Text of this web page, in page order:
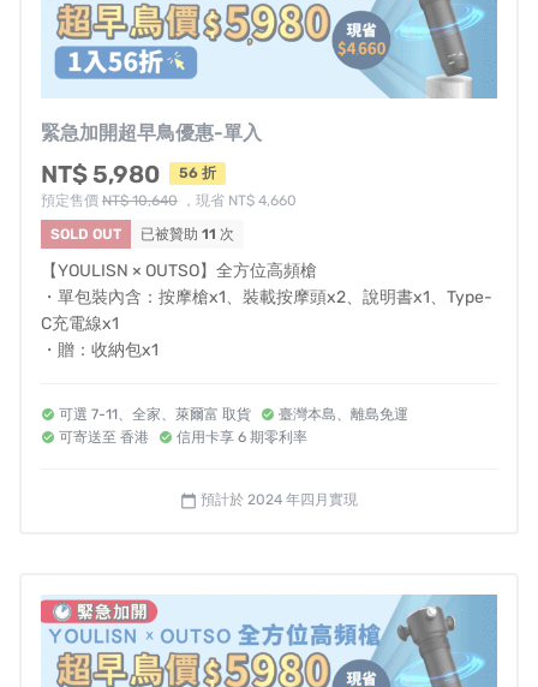
精準、全面的按摩體驗，滿足消費者的按摩需求。
能斷電機制及壓力回饋感測裝置保障使用者安全，打
造高品質、耐用的按摩槍，確保產品可靠性。
好的按摩器材，能幫助身體在運動前喚醒並保持 身體最佳
狀態，運動後也能幫助恢復運動造成的皮痛不適！感謝支
持我們的贊助者。
風險與挑戰
【全方位高頻槍】計畫於 2024 年 4月 1 日依照贊助訂單順
序寄出 3月底前之贊助訂單；後續 4 月份訂單將隔日出
面的最新資訊。
化、天災、物流延宕等情形，則有出貨延期的可能 (不一定
服取消訂單。
嘖嘖客服信箱：support@zeczec.com
緊急加開超早鳥優惠-單入
NT$ 5,980
56 折
預定售價 NT$ 10,640 ，現省 NT$ 4,660
SOLD OUT
已被贊助 11 次
【YOULISN × OUTSO】全方位高頻槍
・單包裝內含：按摩槍x1、裝載按摩頭x2、說明書x1、Type-
C充電線x1
・贈：收納包x1
可選 7-11、全家、萊爾富 取貨
臺灣本島、離島免運
可寄送至 香港
信用卡享 6 期零利率
calendar_today 預計於 2024 年四月實現